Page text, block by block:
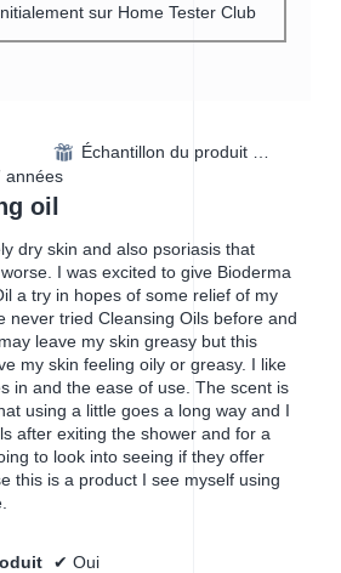
sur Home Tester Club
⊞
années
oil
dry skin and also psoriasis that
I was excited to give Bioderma
a try in hopes of some relief of my
never tried Cleansing Oils before and
leave my skin greasy but this
my skin feeling oily or greasy. I like
in and the ease of use. The scent is
using a little goes a long way and I
after exiting the shower and for a
to look into seeing if they offer
this is a product I see myself using
✔ Oui